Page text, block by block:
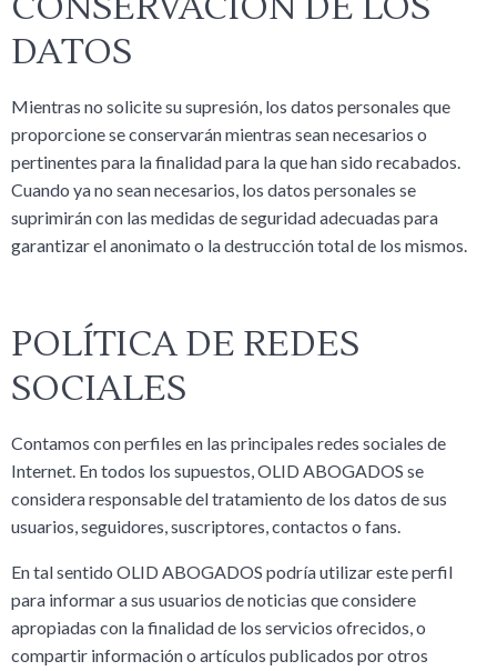
DATOS
Mientras no solicite su supresión, los datos personales que
proporcione se conservarán mientras sean necesarios o
pertinentes para la finalidad para la que han sido recabados.
Cuando ya no sean necesarios, los datos personales se
suprimirán con las medidas de seguridad adecuadas para
garantizar el anonimato o la destrucción total de los mismos.
POLÍTICA DE REDES
SOCIALES
Contamos con perfiles en las principales redes sociales de
Internet. En todos los supuestos, OLID ABOGADOS se
considera responsable del tratamiento de los datos de sus
usuarios, seguidores, suscriptores, contactos o fans.
En tal sentido OLID ABOGADOS podría utilizar este perfil
para informar a sus usuarios de noticias que considere
apropiadas con la finalidad de los servicios ofrecidos, o
compartir información o artículos publicados por otros